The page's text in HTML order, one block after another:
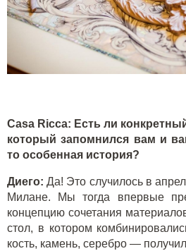
Casa Ricca: Есть ли
который запомнился вам и
то особенная история?
Диего:Да! Это случилось в
Милане. Мы тогда впервые
концепцию сочетания
стол, в котором
кость, камень, серебро —